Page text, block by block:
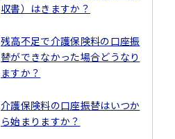
収書）はきますか？
残高不足で介護保険料の口座振
替ができなかった場合どうなり
ますか？
介護保険料の口座振替はいつか
ら始まりますか？